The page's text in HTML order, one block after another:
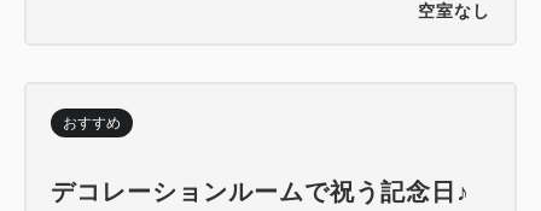
空室なし
おすすめ
デコレーションルームで祝う記念日♪